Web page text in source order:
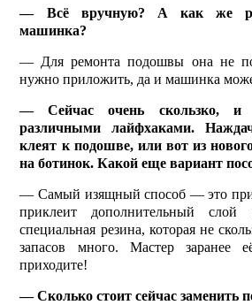
— Всё вручную? А как же
машинка?
— Для ремонта подошвы она не
нужно приложить, да и машинка
— Сейчас очень скольз­ко, и
различными лайфхаками.
клеят к подошве, или вот из
на ботинок. Какой еще вариант
— Самый изящный способ — это
приклеит дополнительный
специальная резина, которая не
запасов много. Мастер заранее
приходите!
— Сколько стоит сейчас заменить